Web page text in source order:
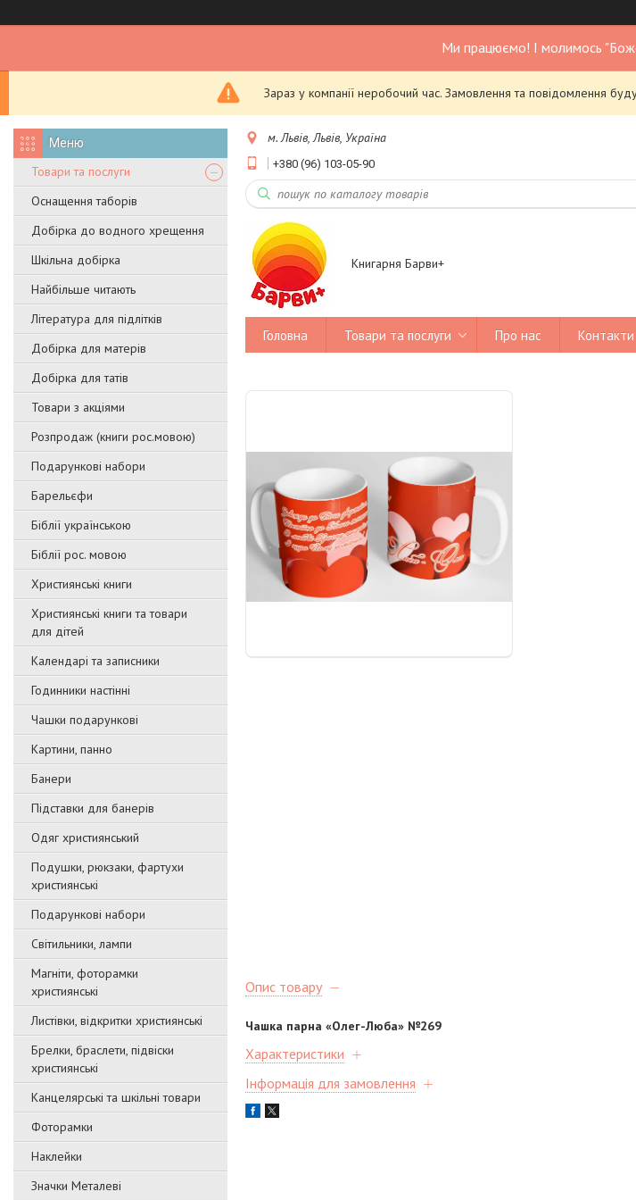
Ми працюємо! І молимось
Зараз у компанії неробочий час. Замовлення та повідомлення
Товари та послуги
Оснащення таборів
Добірка до водного хрещення
Шкільна добірка
Найбільше читають
Література для підлітків
Добірка для матерів
Добірка для татів
Товари з акціями
Розпродаж (книги рос.мовою)
Подарункові набори
Барельєфи
Біблії українською
Біблії рос. мовою
Християнські книги
Християнські книги та товари
для дітей
Календарі та записники
Годинники настінні
Чашки подарункові
Картини, панно
Банери
Підставки для банерів
Одяг християнський
Подушки, рюкзаки, фартухи
християнські
Подарункові набори
Світильники, лампи
Магніти, фоторамки
християнські
Листівки, відкритки християнські
Брелки, браслети, підвіски
християнські
Канцелярські та шкільні товари
Фоторамки
Наклейки
Значки Металеві
м. Львів, Львів, Україна
+380 (96) 103-05-90
Книгарня Барви+
Головна Товари та послуги Про нас Контакти
Опис товару
Чашка парна «Олег-Люба» №269
Характеристики
Інформація для замовлення